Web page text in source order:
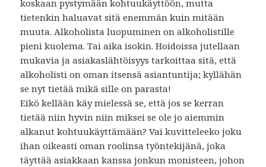
koskaan pystymään kohtuukäyttöön, mutta
tietenkin haluavat sitä enemmän kuin mitään
muuta. Alkoholista luopuminen on alkoholistille
pieni kuolema. Tai aika isokin. Hoidoissa jutellaan
mukavia ja asiakaslähtöisyys tarkoittaa sitä, että
alkoholisti on oman itsensä asiantuntija; kyllähän
se nyt tietää mikä sille on parasta!
Eikö kellään käy mielessä se, että jos se kerran
tietää niin hyvin niin miksei se ole jo aiemmin
alkanut kohtuukäyttämään? Vai kuvitteleeko joku
ihan oikeasti oman roolinsa työntekijänä, joka
täyttää asiakkaan kanssa jonkun monisteen, johon